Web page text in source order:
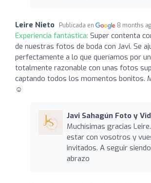
Leire Nieto Publicada en 8 months
Experiencia fantástica: Super contenta
de nuestras fotos de boda con Javi. Se
perfectamente a lo que queríamos por
totalmente razonable con unas fotos
captando todos los momentos bonitos.
☺️
Javi Sahagún Foto y
Muchísimas gracias
estar con vosotros y
invitados. A seguir
abrazo